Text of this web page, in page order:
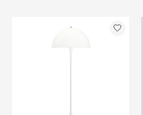
Items van productcarrousel